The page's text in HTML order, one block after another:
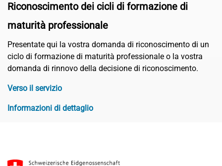
Riconoscimento dei cicli di formazione di
maturità professionale
Presentate qui la vostra domanda di riconoscimento di un
ciclo di formazione di maturità professionale o la vostra
domanda di rinnovo della decisione di riconoscimento.
Verso il servizio
Informazioni di dettaglio